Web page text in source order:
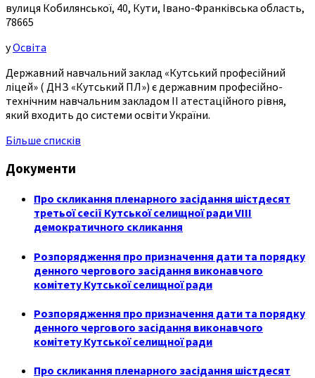
вулиця Кобилянської, 40, Кути, Івано-Франківська область,
78665
уОсвіта
Державний навчальний заклад «Кутський професійний
ліцей» ( ДНЗ «Кутський ПЛ») є державним професійно-
технічним навчальним закладом ІІ атестаційного рівня,
який входить до системи освіти України.
Більше списків
Документи
Про скликання пленарного засідання шістдесят
третьої сесії Кутської селищної ради VIII
демократичного скликання
Розпорядження про призначення дати та порядку
денного чергового засідання виконавчого
комітету Кутської селищної ради
Розпорядження про призначення дати та порядку
денного чергового засідання виконавчого
комітету Кутської селищної ради
Про скликання пленарного засідання шістдесят